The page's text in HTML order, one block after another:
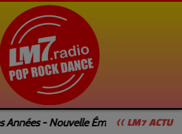
<< LM7 ACTU
Années - Nouvelle Émission Le
nos émissions SUNSET JAZZ'N BLUES